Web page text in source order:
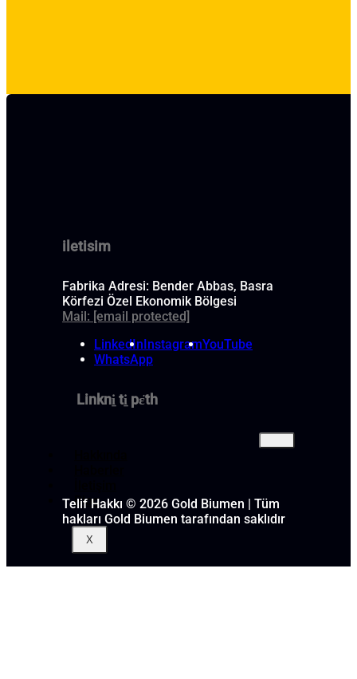
iletisim
Fabrika Adresi: Bender Abbas, Basra
Körfezi Özel Ekonomik Bölgesi
Mail: [email protected]
LinkedInInstagramYouTube
WhatsApp
Linkni̱ ti̱ pɛ̈th
Blog
X
Telif Hakkı © 2026 Gold Biumen | Tüm
hakları Gold Biumen tarafından saklıdır